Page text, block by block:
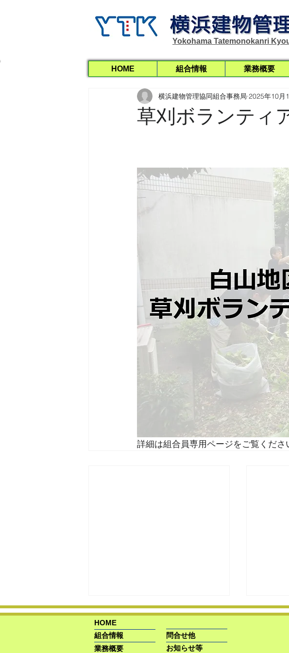
Yokohama Tatemonokanri
HOME 組合情報 業務概要
草刈ボランテ
横浜建物管理協同組合事務局 2025年10月
詳細は組合員専用ページをご覧くださ
組合情報
HOME
問合せ他
業務概要
お知らせ等